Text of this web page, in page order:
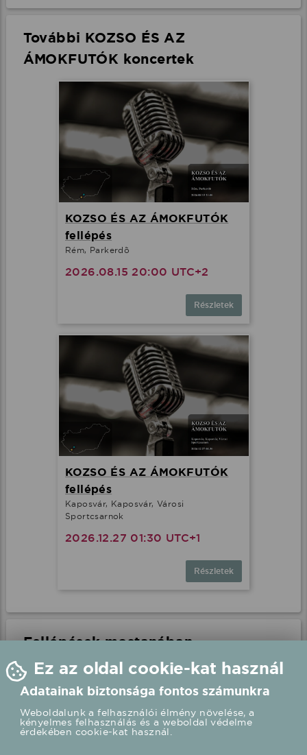
További KOZSO ÉS AZ
ÁMOKFUTÓK koncertek
KOZSO ÉS AZ ÁMOKFUTÓK
fellépés
Rém, Parkerdõ
2026.08.15 20:00 UTC+2
Részletek
KOZSO ÉS AZ ÁMOKFUTÓK
fellépés
Kaposvár, Kaposvár, Városi
Sportcsarnok
2026.12.27 01:30 UTC+1
Részletek
Fellépések mostanában
Ez az oldal cookie-kat használ
Adatainak biztonsága fontos számunkra
Weboldalunk a felhasználói élmény növelése, a
kényelmes felhasználás és a weboldal védelme
érdekében cookie-kat használ.